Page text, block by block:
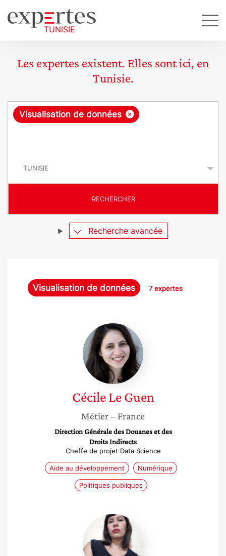
Les expertes existent. Elles sont ici, en
Tunisie.
R
ê
e
×
Visualisation de données
RECHERCHER
Recherche avancée
Visualisation de données 7 expertes
Cécile
Le
Guen
Cécile Le Guen
Métier– France
Direction Générale des Douanes et des
Droits Indirects
Cheffe de projet Data Science
Aide au développement Numérique
Politiques publiques
Aimee
Zambrano
Ortiz